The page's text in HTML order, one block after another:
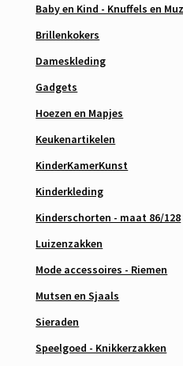
Baby en Kind - Knuffels en
Brillenkokers
Dameskleding
Gadgets
Hoezen en Mapjes
Keukenartikelen
KinderKamerKunst
Kinderkleding
Kinderschorten - maat 86/128
Luizenzakken
Mode accessoires - Riemen
Mutsen en Sjaals
Sieraden
Speelgoed - Knikkerzakken